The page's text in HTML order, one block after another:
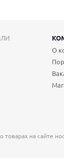
О
товарах на сайте